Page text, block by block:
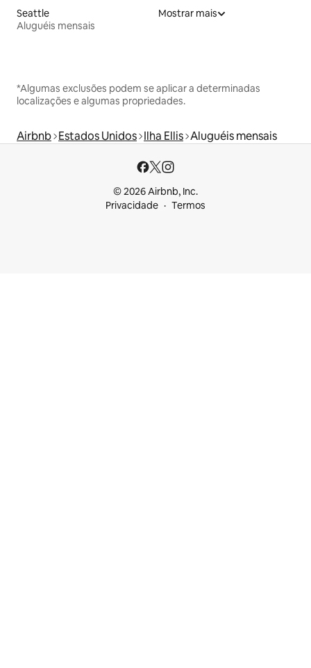
Seattle
Aluguéis mensais
Mostrar mais
*Algumas exclusões podem se aplicar a determinadas
localizações e algumas propriedades.
Airbnb Estados Unidos Ilha Ellis Aluguéis mensais
© 2026 Airbnb, Inc.
Privacidade
Termos